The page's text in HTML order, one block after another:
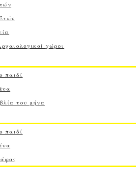
χώροι
παιδί
του μήνα
παιδί